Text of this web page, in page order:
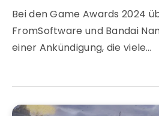
Bei den Game Awards 2024
FromSoftware und Bandai
einer Ankündigung, die viele…